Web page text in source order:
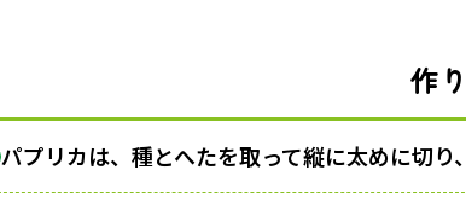
作
パプリカは、種とへたを取って縦に太めに切り